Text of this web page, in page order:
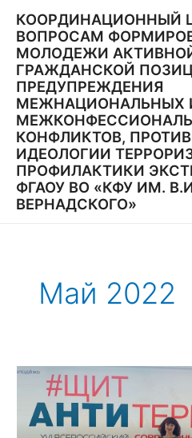
содержимому
КООРДИНАЦИОННЫЙ
ВОПРОСАМ
МОЛОДЕЖИ
ГРАЖДАНСКОЙ
ПРЕДУПРЕЖДЕНИЯ
МЕЖНАЦИОНАЛЬНЫХ
КОНФЛИКТОВ,
ИДЕОЛОГИИ
ПРОФИЛАКТИКИ
ФГАОУ ВО «КФУ ИМ.
ВЕРНАДСКОГО»
Май 2022